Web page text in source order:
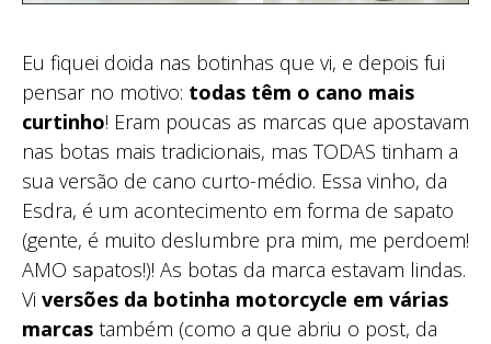
Eu fiquei doida nas botinhas que vi, e depois fui
pensar no motivo: todas têm o cano mais
curtinho! Eram poucas as marcas que apostavam
nas botas mais tradicionais, mas TODAS tinham a
sua versão de cano curto-médio. Essa vinho, da
Esdra, é um acontecimento em forma de sapato
(gente, é muito deslumbre pra mim, me perdoem!
AMO sapatos!)! As botas da marca estavam lindas.
Vi versões da botinha motorcycle em várias
marcas também (como a que abriu o post, da